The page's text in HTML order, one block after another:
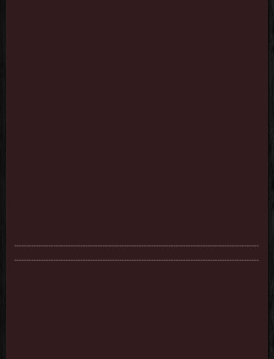
----------------------------------------------------------------------------------------------------
----------------------------------------------------------------------------------------------------